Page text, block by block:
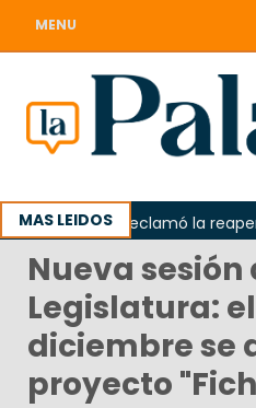
MENU
MAS LEIDOS
Odarda reclamó la
Nueva sesión
Legislatura: el
diciembre se
proyecto